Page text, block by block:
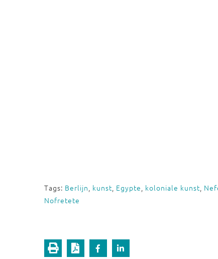
Tags: Berlijn, kunst, Egypte, koloniale kunst,
Nofretete